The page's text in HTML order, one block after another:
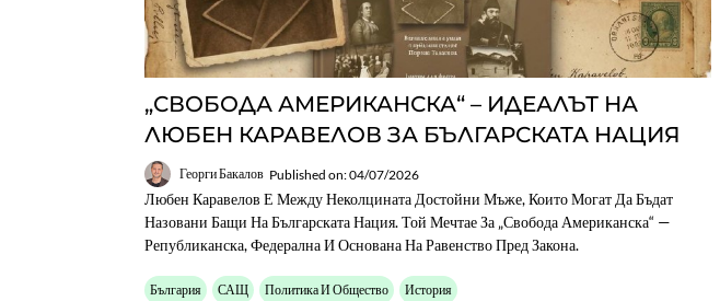
„СВОБОДА АМЕРИКАНСКА“ – ИДЕАЛЪТ НА
ЛЮБЕН КАРАВЕЛОВ ЗА БЪЛГАРСКАТА НАЦИЯ
Георги Бакалов Published on: 04/07/2026
Любен Каравелов Е Между Неколцината Достойни Мъже, Които Могат Да Бъдат
Назовани Бащи На Българската Нация. Той Мечтае За „свобода Американска“ —
Републиканска, Федерална И Основана На Равенство Пред Закона.
България САЩ Политика И Общество История